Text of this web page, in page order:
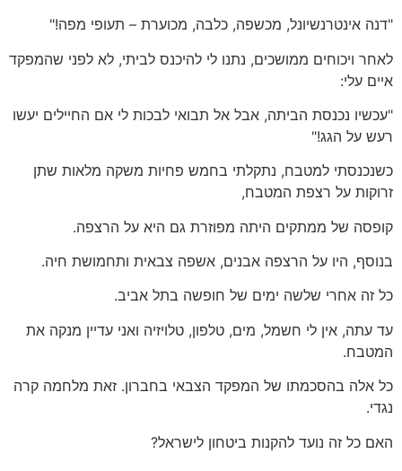
"דנה אינטרנשיונל, מכשפה, כלבה, מכוערת – תעופי מפה!"
לאחר ויכוחים ממושכים, נתנו לי להיכנס לביתי, לא לפני שהמפקד
איים עלי:
"עכשיו נכנסת הביתה, אבל אל תבואי לבכות לי אם החיילים יעשו
רעש על הגג!"
כשנכנסתי למטבח, נתקלתי בחמש פחיות משקה מלאות שתן
זרוקות על רצפת המטבח,
קופסה של ממתקים היתה מפוזרת גם היא על הרצפה.
בנוסף, היו על הרצפה אבנים, אשפה צבאית ותחמושת חיה.
כל זה אחרי שלשה ימים של חופשה בתל אביב.
עד עתה, אין לי חשמל, מים, טלפון, טלויזיה ואני עדיין מנקה את
המטבח.
כל אלה בהסכמתו של המפקד הצבאי בחברון. זאת מלחמה קרה
נגדי.
האם כל זה נועד להקנות ביטחון לישראל?